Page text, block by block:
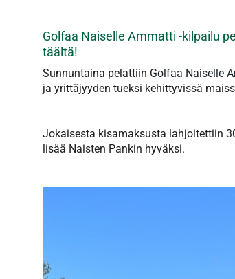
Golfaa Naiselle Ammatti -kilpailu
täältä!
Sunnuntaina pelattiin Golfaa Naiselle
ja yrittäjyyden tueksi kehittyvissä
Jokaisesta kisamaksusta lahjoitettiin
lisää Naisten Pankin hyväksi.